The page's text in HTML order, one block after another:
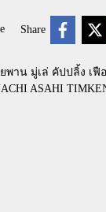
Share
าน มู่เล่ คัปปลิ้ง เฟื
ASAHI